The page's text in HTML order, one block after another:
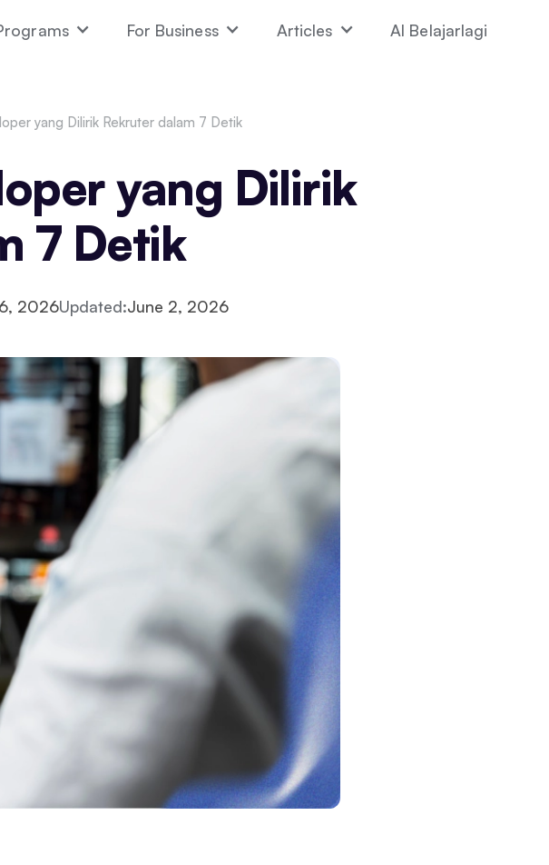
For Business Articles AI Belajarlagi
yang Dilirik Rekruter dalam 7 Detik
yang Dilirik
7 Detik
2026Updated:June 2, 2026